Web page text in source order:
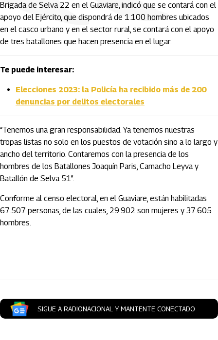
Brigada de Selva 22 en el Guaviare, indicó que se contará con el
apoyo del Ejército, que dispondrá de 1.100 hombres ubicados
en el casco urbano y en el sector rural, se contará con el apoyo
de tres batallones que hacen presencia en el lugar.
Te puede interesar:
Elecciones 2023: la Policía ha recibido más de 200
denuncias por delitos electorales
“Tenemos una gran responsabilidad. Ya tenemos nuestras
tropas listas no solo en los puestos de votación sino a lo largo y
ancho del territorio. Contaremos con la presencia de los
hombres de los Batallones Joaquín Paris, Camacho Leyva y
Batallón de Selva 51”.
Conforme al censo electoral, en el Guaviare, están habilitadas
67.507 personas, de las cuales, 29.902 son mujeres y 37.605
hombres.
SIGUE A RADIONACIONAL Y MANTENTE CONECTADO